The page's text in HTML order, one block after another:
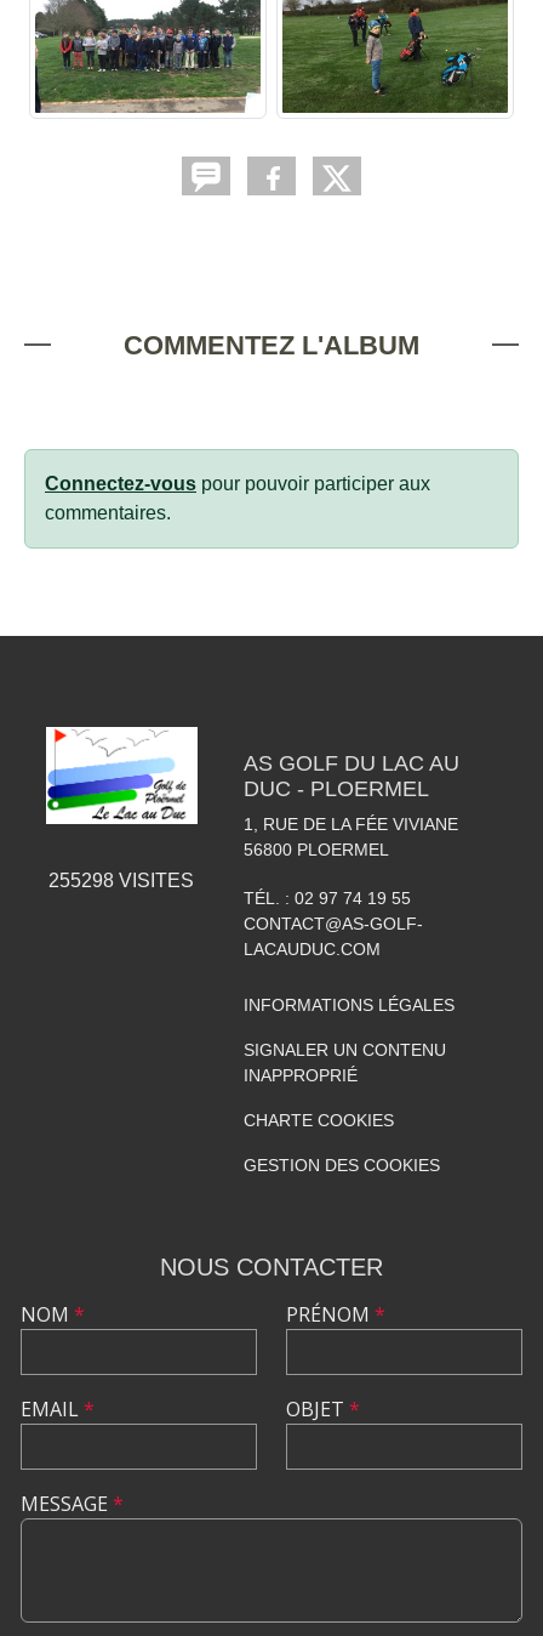
COMMENTEZ L'ALBUM
Connectez-vous pour pouvoir participer aux
commentaires.
255298 VISITES
AS GOLF DU LAC AU
DUC - PLOERMEL
1, RUE DE LA FÉE VIVIANE
56800 PLOERMEL
TÉL. : 02 97 74 19 55
CONTACT@AS-GOLF-
LACAUDUC.COM
INFORMATIONS LÉGALES
SIGNALER UN CONTENU
INAPPROPRIÉ
CHARTE COOKIES
GESTION DES COOKIES
NOUS CONTACTER
NOM *
EMAIL*
PRÉNOM *
OBJET *
MESSAGE *